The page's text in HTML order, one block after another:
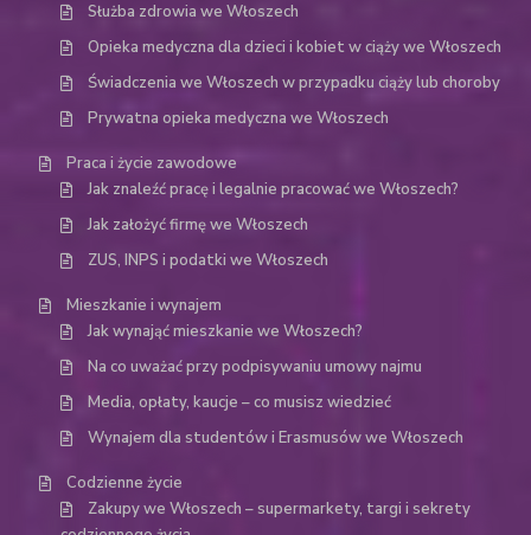
Służba zdrowia we Włoszech
Opieka medyczna dla dzieci i kobiet w ciąży we Włoszech
Świadczenia we Włoszech w przypadku ciąży lub choroby
Prywatna opieka medyczna we Włoszech
Praca i życie zawodowe
Jak znaleźć pracę i legalnie pracować we Włoszech?
Jak założyć firmę we Włoszech
ZUS, INPS i podatki we Włoszech
Mieszkanie i wynajem
Jak wynająć mieszkanie we Włoszech?
Na co uważać przy podpisywaniu umowy najmu
Media, opłaty, kaucje – co musisz wiedzieć
Wynajem dla studentów i Erasmusów we Włoszech
Codzienne życie
Zakupy we Włoszech – supermarkety, targi i sekrety